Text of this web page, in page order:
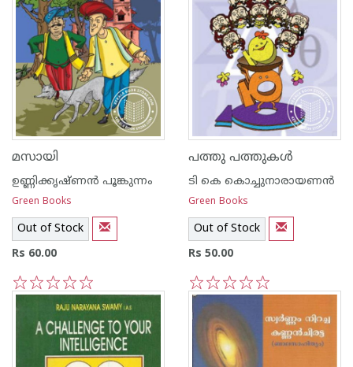
മസായി
ഉണ്ണിക്കൃഷ്ണന്‍ പൂങ്കുന്നം
Green Books
Out of Stock
Rs 60.00
5
4
3
2
1
പത്തു പത്തുകള്‍
ടി കെ കൊച്ചുനാരായണന്‍
Green Books
Out of Stock
Rs 50.00
5
4
3
2
1